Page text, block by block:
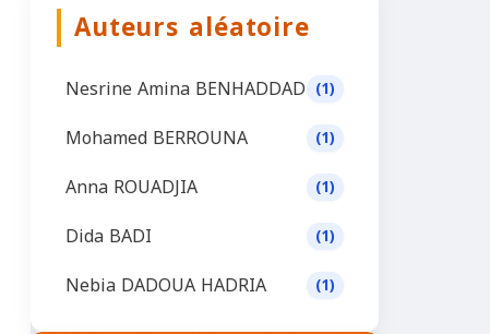
Auteurs aléatoire
Nesrine Amina BENHADDAD (1)
Mohamed BERROUNA (1)
Anna ROUADJIA (1)
Dida BADI (1)
Nebia DADOUA HADRIA (1)